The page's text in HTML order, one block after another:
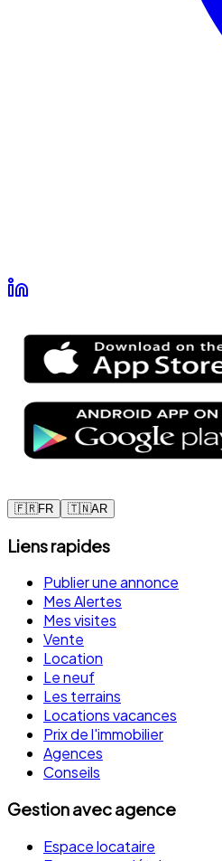
🇫🇷FR 🇹🇳AR
Liens rapides
Publier une annonce
Mes Alertes
Mes visites
Vente
Location
Le neuf
Les terrains
Locations vacances
Prix de l'immobilier
Agences
Conseils
Gestion avec agence
Espace locataire